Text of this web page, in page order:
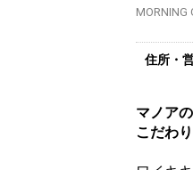
MORNING
住所・
マノア
こだわ